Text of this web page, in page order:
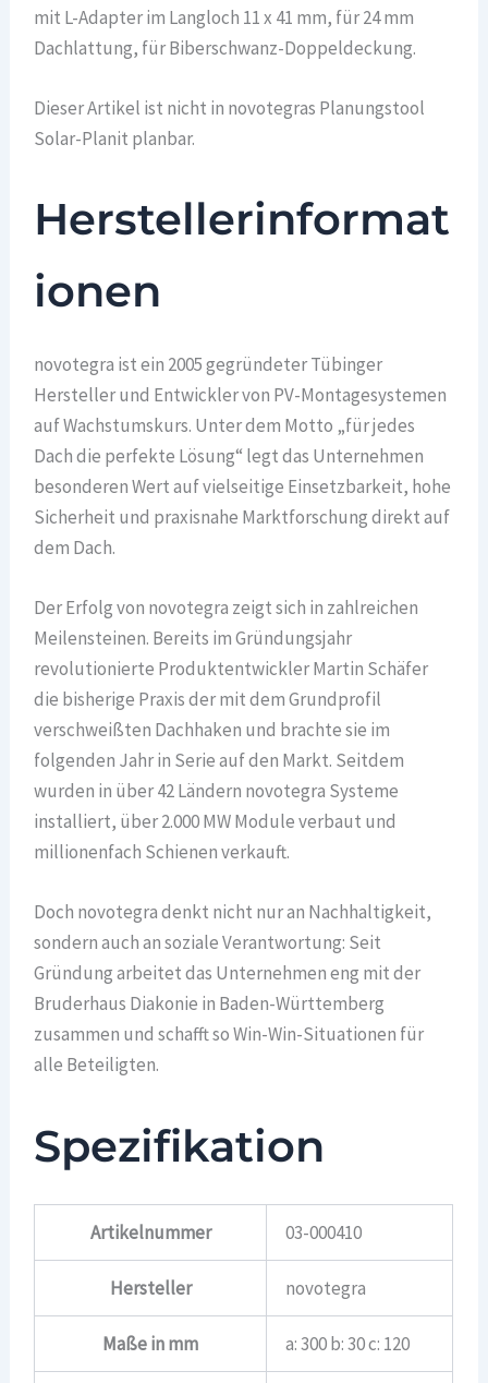
mit L-Adapter im Langloch 11 x 41 mm, für 24 mm
Dachlattung, für Biberschwanz-Doppeldeckung.
Dieser Artikel ist nicht in novotegras Planungstool
Solar-Planit planbar.
Herstellerinformat
ionen
novotegra ist ein 2005 gegründeter Tübinger
Hersteller und Entwickler von PV-Montagesystemen
auf Wachstumskurs. Unter dem Motto „für jedes
Dach die perfekte Lösung“ legt das Unternehmen
besonderen Wert auf vielseitige Einsetzbarkeit, hohe
Sicherheit und praxisnahe Marktforschung direkt auf
dem Dach.
Der Erfolg von novotegra zeigt sich in zahlreichen
Meilensteinen. Bereits im Gründungsjahr
revolutionierte Produktentwickler Martin Schäfer
die bisherige Praxis der mit dem Grundprofil
verschweißten Dachhaken und brachte sie im
folgenden Jahr in Serie auf den Markt. Seitdem
wurden in über 42 Ländern novotegra Systeme
installiert, über 2.000 MW Module verbaut und
millionenfach Schienen verkauft.
Doch novotegra denkt nicht nur an Nachhaltigkeit,
sondern auch an soziale Verantwortung: Seit
Gründung arbeitet das Unternehmen eng mit der
Bruderhaus Diakonie in Baden-Württemberg
zusammen und schafft so Win-Win-Situationen für
alle Beteiligten.
Spezifikation
Artikelnummer 03-000410
Hersteller novotegra
Maße in mm a: 300 b: 30 c: 120